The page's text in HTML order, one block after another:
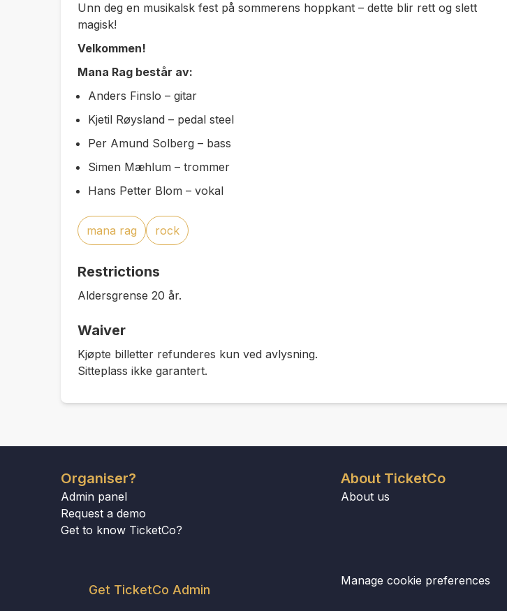
Unn deg en musikalsk fest på sommerens hoppkant – dette blir rett og slett
magisk!
Velkommen!
Mana Rag består av:
Anders Finslo – gitar
Kjetil Røysland – pedal steel
Per Amund Solberg – bass
Simen Mæhlum – trommer
Hans Petter Blom – vokal
mana rag rock
Restrictions
Aldersgrense 20 år.
Waiver
Kjøpte billetter refunderes kun ved avlysning.
Sitteplass ikke garantert.
Organiser?
Admin panel
Request a demo
Get to know TicketCo?
Get TicketCo Admin
About TicketCo
About us
Manage cookie preferences